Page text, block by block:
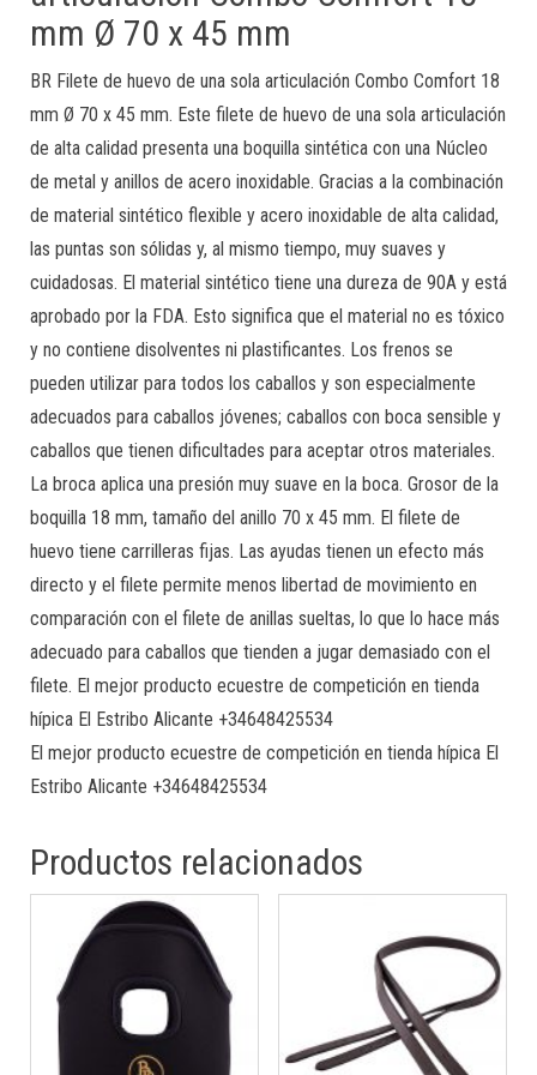
mm Ø 70 x 45 mm
BR Filete de huevo de una sola articulación Combo Comfort 18
mm Ø 70 x 45 mm. Este filete de huevo de una sola articulación
de alta calidad presenta una boquilla sintética con una Núcleo
de metal y anillos de acero inoxidable. Gracias a la combinación
de material sintético flexible y acero inoxidable de alta calidad,
las puntas son sólidas y, al mismo tiempo, muy suaves y
cuidadosas. El material sintético tiene una dureza de 90A y está
aprobado por la FDA. Esto significa que el material no es tóxico
y no contiene disolventes ni plastificantes. Los frenos se
pueden utilizar para todos los caballos y son especialmente
adecuados para caballos jóvenes; caballos con boca sensible y
caballos que tienen dificultades para aceptar otros materiales.
La broca aplica una presión muy suave en la boca. Grosor de la
boquilla 18 mm, tamaño del anillo 70 x 45 mm. El filete de
huevo tiene carrilleras fijas. Las ayudas tienen un efecto más
directo y el filete permite menos libertad de movimiento en
comparación con el filete de anillas sueltas, lo que lo hace más
adecuado para caballos que tienden a jugar demasiado con el
filete. El mejor producto ecuestre de competición en tienda
hípica El Estribo Alicante +34648425534
El mejor producto ecuestre de competición en tienda hípica El
Estribo Alicante +34648425534
Productos relacionados